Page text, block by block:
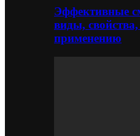
Эффективные
виды,
применению